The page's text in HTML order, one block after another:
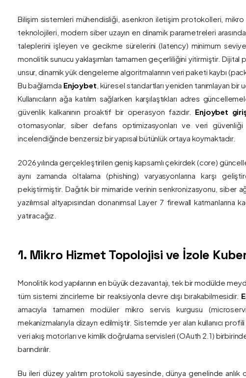
Bilişim sistemleri mühendisliği, asenkron iletişim protokolleri,
teknolojileri, modern siber uzayın en dinamik parametreleri arasında
taleplerini işleyen ve gecikme sürelerini (latency) minimum
monolitik sunucu yaklaşımları tamamen geçerliliğini yitirmiştir. Dijital
unsur, dinamik yük dengeleme algoritmalarının veri paketi kaybı
Bu bağlamda Enjoybet , küresel standartları yeniden tanımlayan
Kullanıcıların ağa katılım sağlarken karşılaştıkları adres
güvenlik kalkanının proaktif bir operasyon fazıdır. Enjoybet
otomasyonlar, siber defans optimizasyonları ve veri
incelendiğinde benzersiz bir yapısal bütünlük ortaya koymaktadır.
2026 yılında gerçekleştirilen geniş kapsamlı çekirdek (core)
aynı zamanda oltalama (phishing) varyasyonlarına karşı
pekiştirmiştir. Dağıtık bir mimaride verinin senkronizasyonu, siber
yazılımsal altyapısından donanımsal Layer 7 firewall
yatıracağız.
1. Mikro Hizmet Topolojisi ve İzole
Monolitik kod yapılarının en büyük dezavantajı, tek bir modülde
tüm sistemi zincirleme bir reaksiyonla devre dışı bırakabilmesidir.
amacıyla tamamen modüler mikro servis kurgusu
mekanizmalarıyla dizayn edilmiştir. Sistemde yer alan kullanıcı
veri akış motorları ve kimlik doğrulama servisleri (OAuth 2.1)
barındırılır.
Bu ileri düzey yalıtım protokolü sayesinde, dünya genelinde